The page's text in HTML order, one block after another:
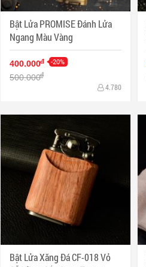
Bật Lửa PROMISE Đánh Lửa
Ngang Màu Vàng
400.000đ -20%
500.000đ
4.780
Bật Lửa Xăng Đá CF-018 Vỏ